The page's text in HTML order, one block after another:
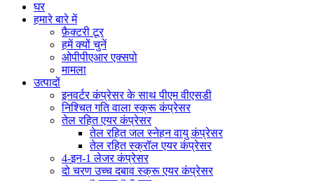
घर
हमारे बारे में
फ़ैक्टरी टूर
हमें क्यों चुनें
ओपीपीएआर एक्सपो
मामला
उत्पादों
इनवर्टर कंप्रेसर के साथ पीएम वीएसडी
निश्चित गति वाला स्क्रू कंप्रेसर
तेल रहित एयर कंप्रेसर
तेल रहित जल स्नेहन वायु कंप्रेसर
तेल रहित स्क्रॉल एयर कंप्रेसर
4-इन-1 लेजर कंप्रेसर
दो चरण उच्च दबाव स्क्रू एयर कंप्रेसर